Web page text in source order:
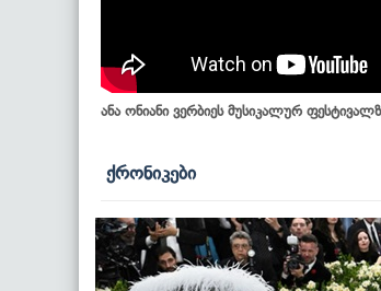
ანა ონიანი ვერბიეს მუსიკალურ
ქრონიკები